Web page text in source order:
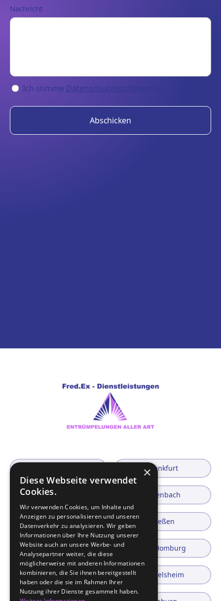
Nachricht
Ich stimme Datenschutzrichtlinien
Frankfurt
Wiesbaden Offenbach
Bad Nauheim Gießen
Rodgau Bad Homburg
Gelnhausen Rüsselsheim
×
Diese Webseite verwendet
Cookies.
Wir verwenden Cookies, um Inhalte und
Anzeigen zu personalisieren und unseren
Datenverkehr zu analysieren. Wir geben
Informationen über Ihre Nutzung unserer
Website auch an unsere Werbe- und
Analysepartner weiter, die diese
möglicherweise mit anderen Informationen
kombinieren, die Sie ihnen bereitgestellt
haben oder die sie im Rahmen Ihrer
Nutzung ihrer Dienste gesammelt haben.